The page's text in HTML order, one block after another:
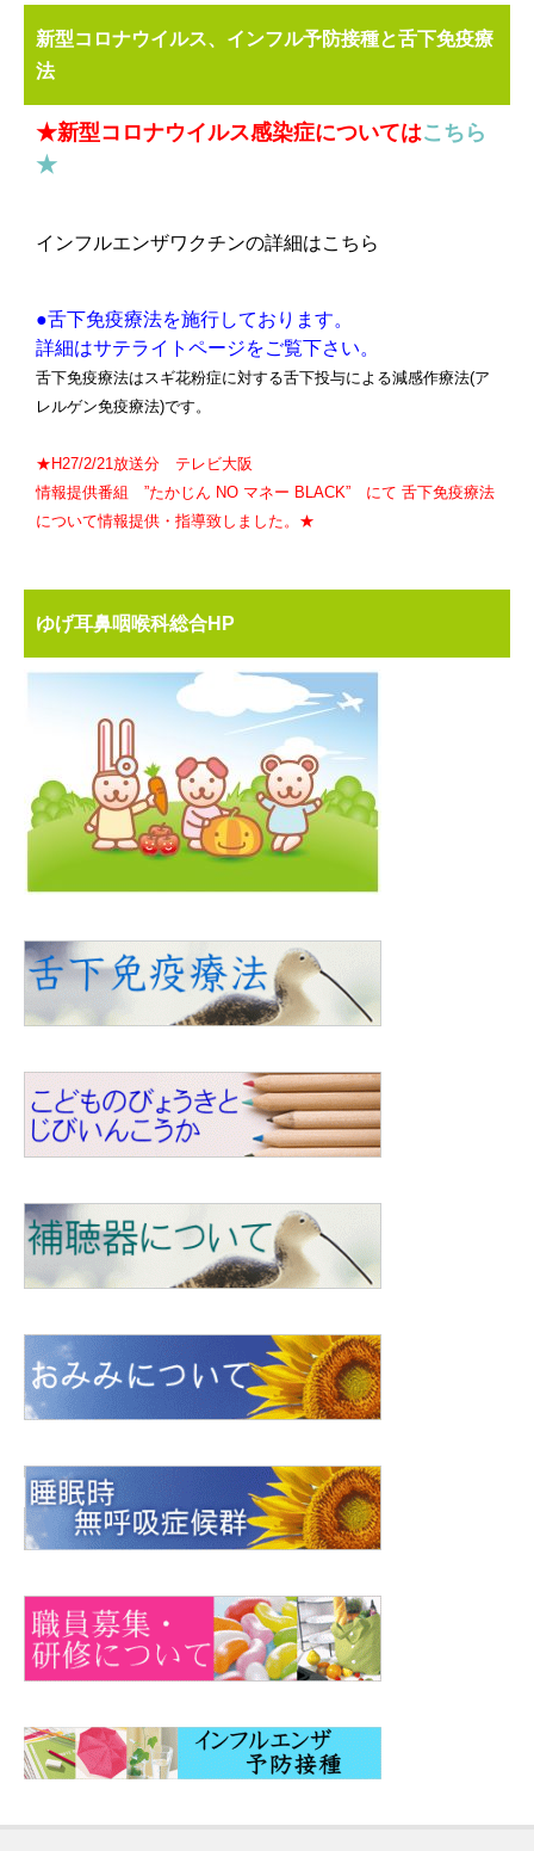
新型コロナウイルス、インフル予防接種と舌下免疫療
法
★新型コロナウイルス感染症についてはこちら
★
インフルエンザワクチンの詳細はこちら
●舌下免疫療法を施行しております。
詳細はサテライトページをご覧下さい。
舌下免疫療法はスギ花粉症に対する舌下投与による減感作療法(ア
レルゲン免疫療法)です。
★H27/2/21放送分 テレビ大阪
情報提供番組 ”たかじん NO マネー BLACK” にて 舌下免疫療法
について情報提供・指導致しました。★
ゆげ耳鼻咽喉科総合HP